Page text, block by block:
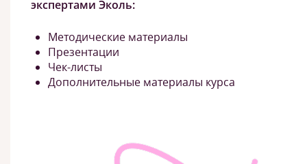
экспертами Эколь:
Методические материалы
Презентации
Чек-листы
Дополнительные материалы курса